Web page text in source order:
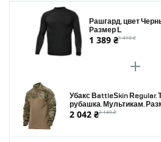
Рашгард, цвет
Размер L
1 389 ₴1 410 ₴
Убакс BattleSkin Regular.
рубашка. Мультикам.
2 042 ₴2 149 ₴